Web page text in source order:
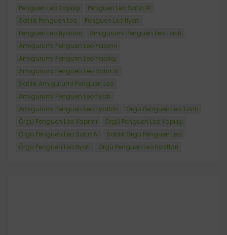
Penguen Leo Yapılışı
Penguen Leo Satın Al
Satılık Penguen Leo
Penguen Leo fiyatı
Penguen Leo fiyatları
Amigurumi Penguen Leo Tarifi
Amigurumi Penguen Leo Yapımı
Amigurumi Penguen Leo Yapılışı
Amigurumi Penguen Leo Satın Al
Satılık Amigurumi Penguen Leo
Amigurumi Penguen Leo fiyatı
Amigurumi Penguen Leo fiyatları
Örgü Penguen Leo Tarifi
Örgü Penguen Leo Yapımı
Örgü Penguen Leo Yapılışı
Örgü Penguen Leo Satın Al
Satılık Örgü Penguen Leo
Örgü Penguen Leo fiyatı
Örgü Penguen Leo fiyatları